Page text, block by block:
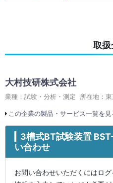
取
大村技研株式会社
業種：試験・分析・測定 所在地：
この企業の製品・サービス一覧を見
3槽式BT試験装置
い合わせ
お問い合わせいただくにはロ